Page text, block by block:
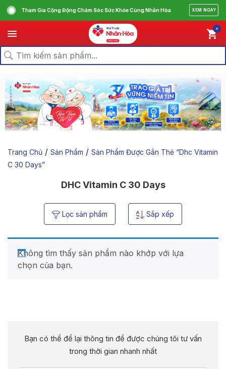
Tham Gia Cộng Động Chăm Sóc Sức Khỏe Cùng Nhân Hòa XEM NGAY
0
Trang Chủ / Sản Phẩm / Sản Phẩm Được Gắn Thẻ “dhc Vitamin
C 30 Days”
DHC Vitamin C 30 Days
Lọc sản phẩm Sắp xếp
Không tìm thấy sản phẩm nào khớp với lựa
chọn của bạn.
Bạn có thể để lại thông tin để được chúng tôi tư vấn
trong thời gian nhanh nhất